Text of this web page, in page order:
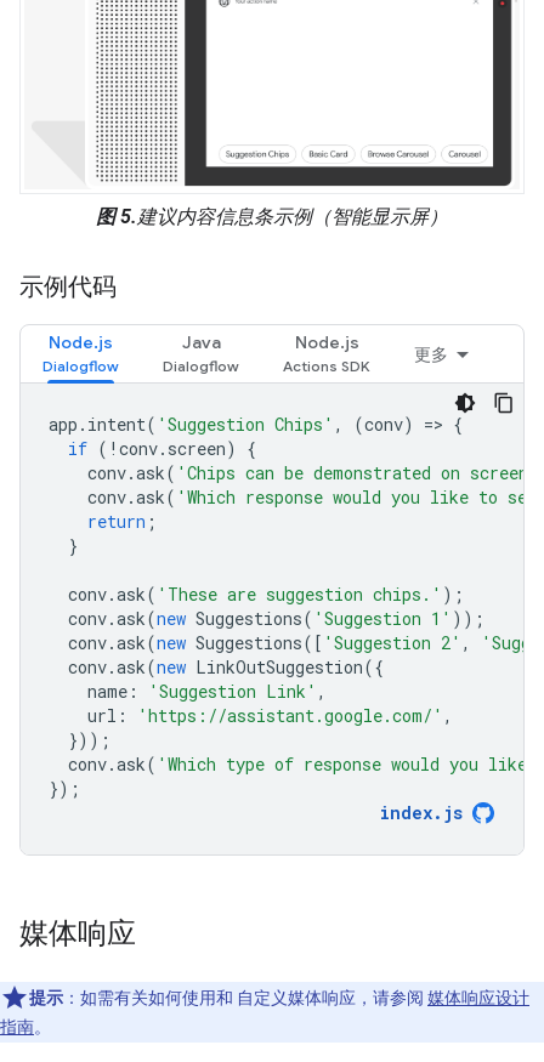
图 5.建议内容信息条示例（智能显示屏）
示例代码
Node.js Java Node.js
更多
app . intent( 'Suggestion Chips' , (conv) => {
if ( ! conv. screen)
{
conv.ask( 'Chips can be demonstrated on
conv.ask( 'Which response would you like to
return ;
}
conv.ask( 'These are suggestion chips.' );
conv.ask(new Suggestions( 'Suggestion 1' ));
conv.ask(new Suggestions([ 'Suggestion 2' ,
conv.ask(new LinkOutSuggestion({
name : 'Suggestion Link' ,
url : 'https://assistant.google.com/' ,
}));
conv.ask( 'Which type of response would you like
});
index. js
媒体响应
提示 ：如需有关如何使用和 自定义媒体响应，请参阅 媒体响应设计
指南。